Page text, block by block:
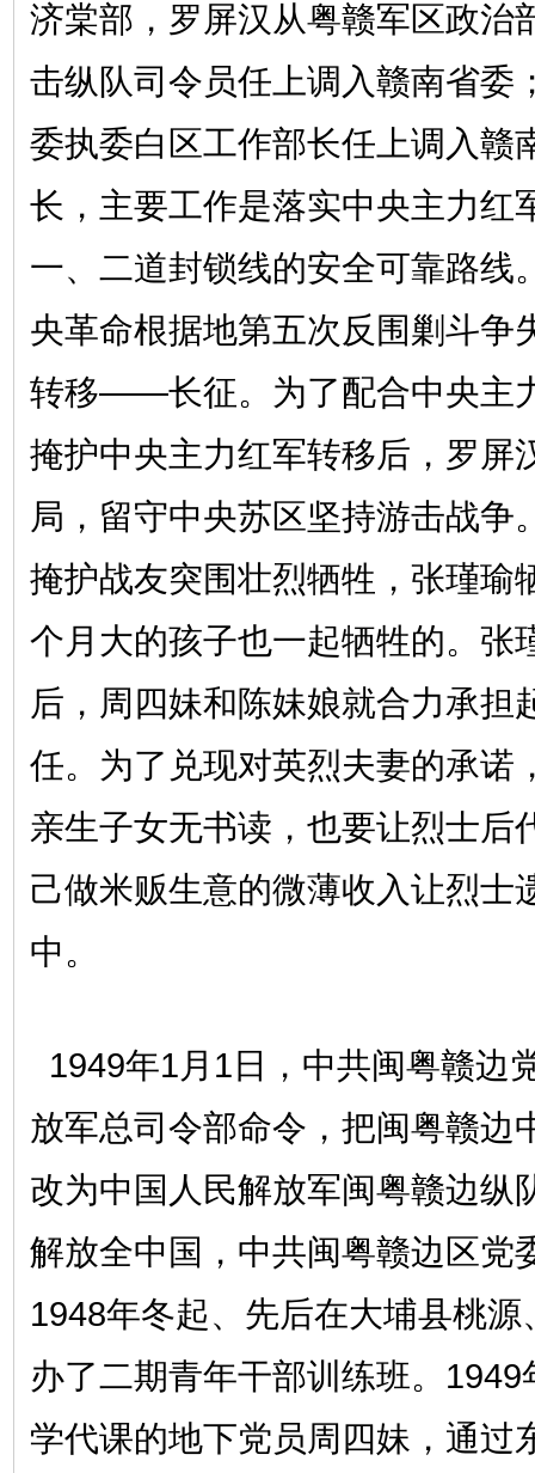
济棠部，罗屏汉从粤赣军区政治
击纵队司令员任上调入赣南省委
委执委白区工作部长任上调入赣
长，主要工作是落实中央主力红
一、二道封锁线的安全可靠路线
央革命根据地第五次反围剿斗争
转移——长征。为了配合中央主
掩护中央主力红军转移后，罗屏
局，留守中央苏区坚持游击战争
掩护战友突围壮烈牺牲，张瑾瑜
个月大的孩子也一起牺牲的。张
后，周四妹和陈妹娘就合力承担
任。为了兑现对英烈夫妻的承诺
亲生子女无书读，也要让烈士后
己做米贩生意的微薄收入让烈士
中。
1949年1月1日，中共闽粤赣边
放军总司令部命令，把闽粤赣边
改为中国人民解放军闽粤赣边纵
解放全中国，中共闽粤赣边区党
1948年冬起、先后在大埔县桃
办了二期青年干部训练班。
学代课的地下党员周四妹，通过